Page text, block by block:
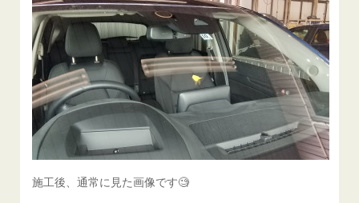
施工後、通常に見た画像です🧐